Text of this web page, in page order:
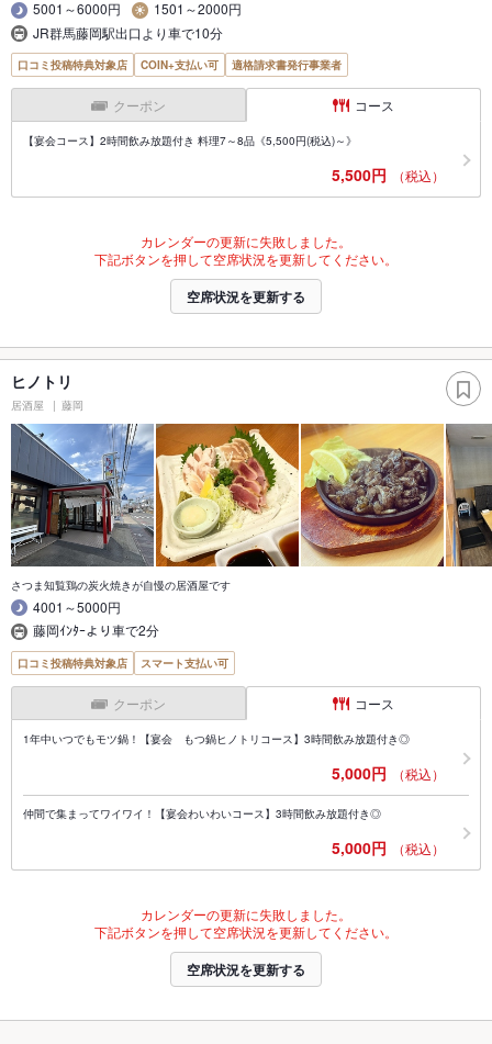
5001～6000円
1501～2000円
JR群馬藤岡駅出口より車で10分
口コミ投稿特典対象店 COIN+支払い可 適格請求書発行事業者
クーポン コース
【宴会コース】2時間飲み放題付き 料理7～8品《5,500円(税込)～》
5,500円 （税込）
カレンダーの更新に失敗しました。
下記ボタンを押して空席状況を更新してください。
空席状況を更新する
ヒノトリ
居酒屋 藤岡
さつま知覧鶏の炭火焼きが自慢の居酒屋です
4001～5000円
藤岡ｲﾝﾀｰより車で2分
口コミ投稿特典対象店 スマート支払い可
クーポン コース
1年中いつでもモツ鍋！【宴会 もつ鍋ヒノトリコース】3時間飲み放題付き◎
5,000円 （税込）
仲間で集まってワイワイ！【宴会わいわいコース】3時間飲み放題付き◎
5,000円 （税込）
カレンダーの更新に失敗しました。
下記ボタンを押して空席状況を更新してください。
空席状況を更新する